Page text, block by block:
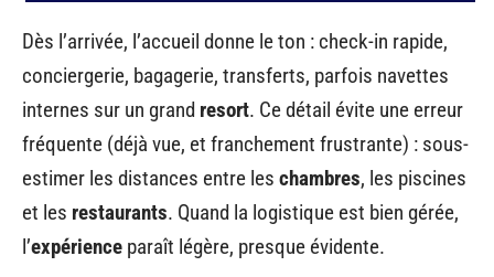
Dès l’arrivée, l’accueil donne le ton : check-in rapide,
conciergerie, bagagerie, transferts, parfois navettes
internes sur un grand resort. Ce détail évite une erreur
fréquente (déjà vue, et franchement frustrante) : sous-
estimer les distances entre les chambres, les piscines
et les restaurants. Quand la logistique est bien gérée,
l’expérience paraît légère, presque évidente.